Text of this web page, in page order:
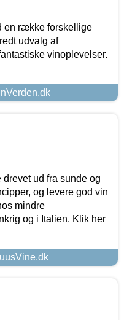
en række forskellige
udvalg af
vinoplevelser.
ud fra sunde og
og levere god vin
mindre
og i Italien. Klik her